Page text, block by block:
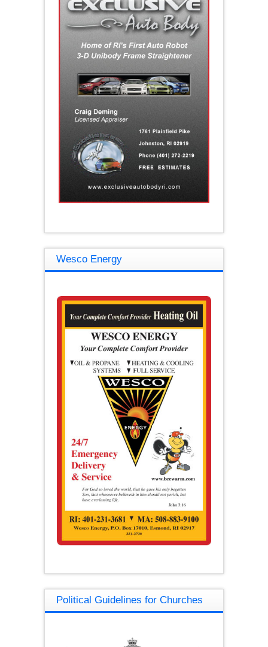
Wesco Energy
Political Guidelines for Churches